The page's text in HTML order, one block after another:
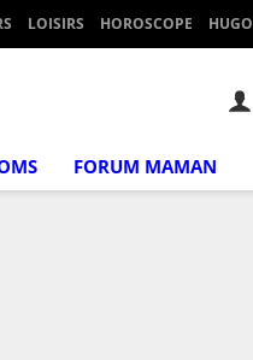
LOISIRS HOROSCOPE HUGO
FORUM MAMAN